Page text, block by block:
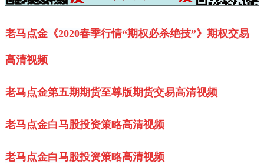
老马点金《2020春季行情“期权必杀绝技”》期权交易
高清视频
老马点金第五期期货至尊版期货交易高清视频
老马点金白马股投资策略高清视频
老马点金白马股投资策略高清视频